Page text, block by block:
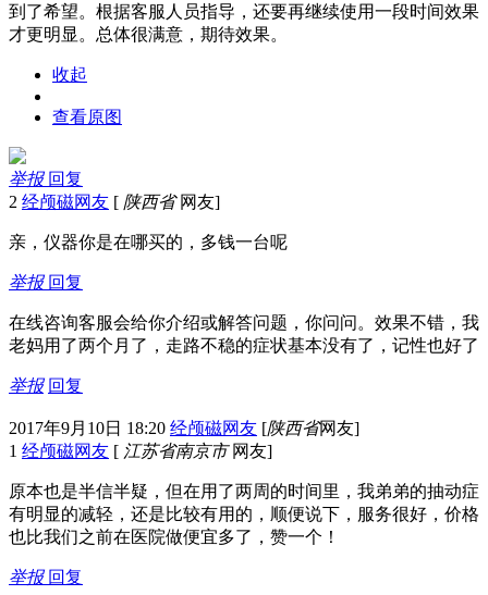
到了希望。根据客服人员指导，还要再继续使用一段时间效果
才更明显。总体很满意，期待效果。
收起
查看原图
举报 回复
2 经颅磁网友 [ 陕西省网友]
亲，仪器你是在哪买的，多钱一台呢
举报 回复
在线咨询客服会给你介绍或解答问题，你问问。效果不错，我
老妈用了两个月了，走路不稳的症状基本没有了，记性也好了
举报 回复
2017年9月10日 18:20 经颅磁网友 [陕西省网友]
1 经颅磁网友 [ 江苏省南京市网友]
原本也是半信半疑，但在用了两周的时间里，我弟弟的抽动症
有明显的减轻，还是比较有用的，顺便说下，服务很好，价格
也比我们之前在医院做便宜多了，赞一个！
举报 回复